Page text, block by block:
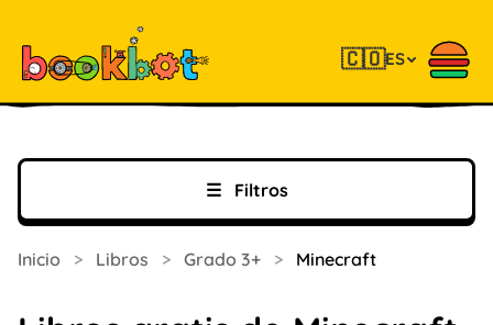
🇨🇴ES
☰ Filtros
Inicio > Libros > Grado 3+ > Minecraft